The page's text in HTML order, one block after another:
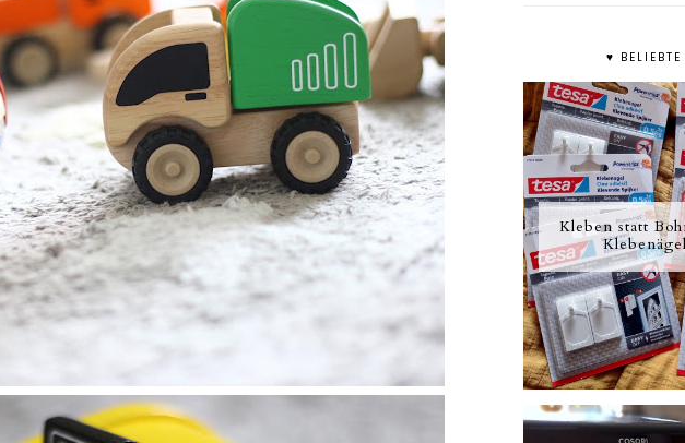
♥
Kleben statt